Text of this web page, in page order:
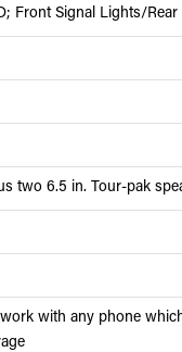
Front Signal Lights/Rear
two 6.5 in. Tour-pak
with any phone